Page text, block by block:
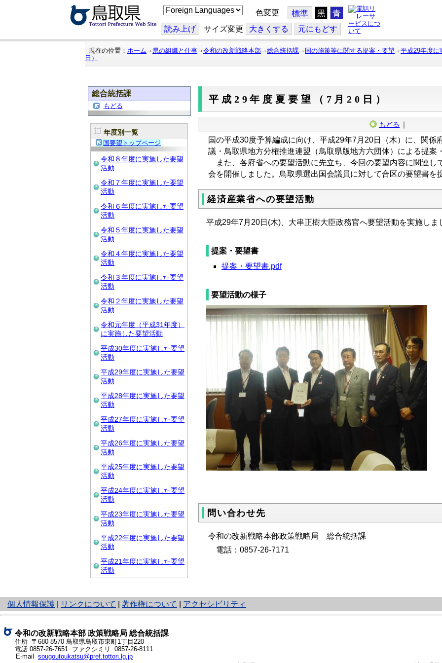
こ
の
ジ
を
翻
色変更 標準 黒 青
読み上げ サイズ変更 大きくする 元にもどす
現在の位置： ホーム 県の組織と仕事 令和の改新戦略本部 総合統括課 国の施策等に関する提案・要望
平成29年度に
日）
総合統括課
もどる
年度別一覧
国要望トップページ
令和８年度に実施した要望
活動
令和７年度に実施した要望
活動
令和６年度に実施した要望
活動
令和５年度に実施した要望
活動
令和４年度に実施した要望
活動
令和３年度に実施した要望
活動
令和２年度に実施した要望
活動
令和元年度（平成31年度）
に実施した要望活動
平成30年度に実施した要望
活動
平成29年度に実施した要望
活動
平成28年度に実施した要望
活動
平成27年度に実施した要望
活動
平成26年度に実施した要望
活動
平成25年度に実施した要望
活動
平成24年度に実施した要望
活動
平成23年度に実施した要望
活動
平成22年度に実施した要望
活動
平成21年度に実施した要望
活動
平成29年度夏要望（7月20日）
もどる ｜
国の平成30度予算編成に向け、平成29年7月20日（木）に、関係
議・鳥取県地方分権推進連盟（鳥取県版地方六団体）による提案
また、各府省への要望活動に先立ち、今回の要望内容に関連し
会を開催しました。鳥取県選出国会議員に対して合区の要望書を
経済産業省への要望活動
平成29年7月20日(木)、大串正樹大臣政務官へ要望活動を実施しま
提案・要望書
提案・要望書.pdf
要望活動の様子
問い合わせ先
令和の改新戦略本部政策戦略局 総合統括課
電話：0857-26-7171
個人情報保護
と
り
ッ
ト
へ
の
リンクについて 著作権について アクセシビリティ
令和の改新戦略本部 政策戦略局 総合統括課
住所 〒680-8570 鳥取県鳥取市東町1丁目220
電話 0857-26-7651 ファクシミリ 0857-26-8111
E-mail sougoutoukatsu@pref.tottori.lg.jp